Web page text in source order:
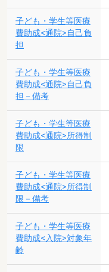
子ども・学生等医療
費助成<通院>自己負
担
子ども・学生等医療
費助成<通院>自己負
担－備考
子ども・学生等医療
費助成<通院>所得制
限
子ども・学生等医療
費助成<通院>所得制
限－備考
子ども・学生等医療
費助成<入院>対象年
齢